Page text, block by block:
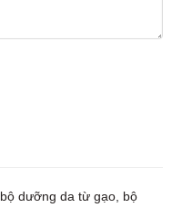
bộ dưỡng da từ gạo, bộ